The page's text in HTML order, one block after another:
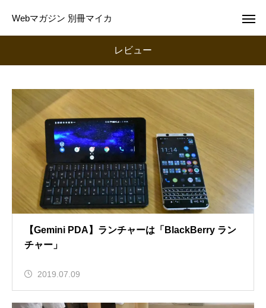
Webマガジン 別冊マイカ
レビュー
【Gemini PDA】ランチャーは「BlackBerry ラン
チャー」
2019.07.09